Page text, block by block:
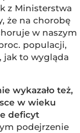
z Ministerstwa
że na chorobę
w naszym
populacji,
jak to wygląda
wykazało też,
w wieku
deficyt
podejrzenie